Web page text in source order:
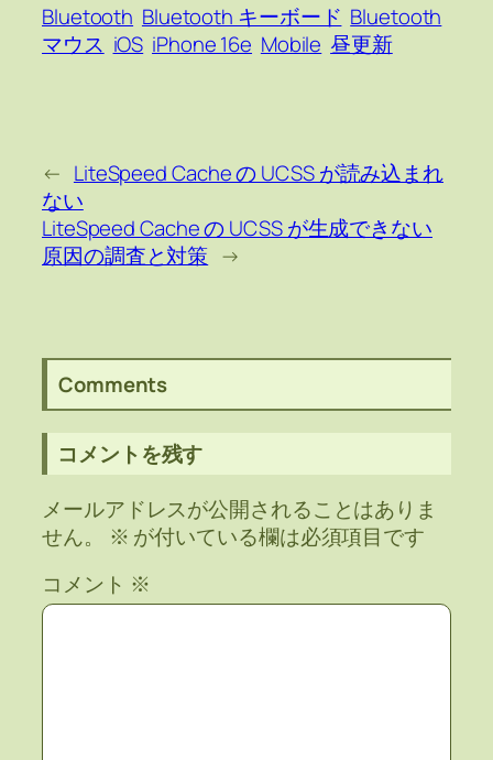
Bluetooth Bluetooth キーボード Bluetooth
マウス iOS iPhone 16e Mobile 昼更新
← LiteSpeed Cache の UCSS が読み込まれ
ない
LiteSpeed Cache の UCSS が生成できない
原因の調査と対策 →
Comments
コメントを残す
メールアドレスが公開されることはありま
せん。
※ が付いている欄は必須項目です
コメント ※